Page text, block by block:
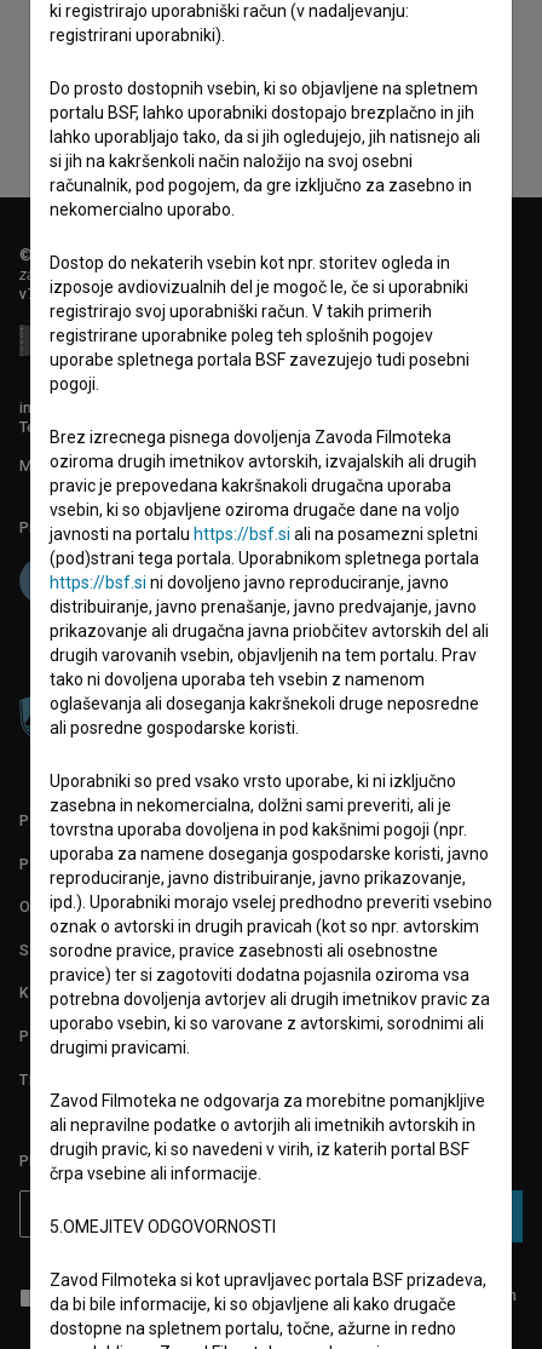
Sprejemamsplošne pogojein dajemsoglasje
zbiranje, hrambo in obdelavo osebnih podatkov.
© 2018-2026, Filmoteka,
zavod za širjenje filmske kulture
v7.151.0
info@filmoteka.si
Tehnična pomoč: podpora@bsf.si
Mednarodna številka ISSN 2670-787X
Projekt sofinancira:
PARTNERJI
POGOJI UPORABE
O PROJEKTU
STATISTIKA
KONTAKT
POGOSTA VPRAŠANJA
TEST FUNKCIONALNOSTI
PRIJAVITE SE NA BSF NOVIČNIK:
Sprejemam splošne pogoje in dajem soglasje
za zbiranje, hrambo in
obdelavo osebnih podatkov.
ki registrirajo uporabniški račun (v nadaljevanju:
registrirani uporabniki).
Do prosto dostopnih vsebin, ki so objavljene na spletnem
portalu BSF, lahko uporabniki dostopajo brezplačno in jih
lahko uporabljajo tako, da si jih ogledujejo, jih natisnejo ali
si jih na kakršenkoli način naložijo na svoj osebni
računalnik, pod pogojem, da gre izključno za zasebno in
nekomercialno uporabo.
Dostop do nekaterih vsebin kot npr. storitev ogleda in
izposoje avdiovizualnih del je mogoč le, če si uporabniki
registrirajo svoj uporabniški račun. V takih primerih
registrirane uporabnike poleg teh splošnih pogojev
uporabe spletnega portala BSF zavezujejo tudi posebni
pogoji.
Brez izrecnega pisnega dovoljenja Zavoda Filmoteka
oziroma drugih imetnikov avtorskih, izvajalskih ali drugih
pravic je prepovedana kakršnakoli drugačna uporaba
vsebin, ki so objavljene oziroma drugače dane na voljo
javnosti na portalu https://bsf.si ali na posamezni spletni
(pod)strani tega portala. Uporabnikom spletnega portala
https://bsf.si ni dovoljeno javno reproduciranje, javno
distribuiranje, javno prenašanje, javno predvajanje, javno
prikazovanje ali drugačna javna priobčitev avtorskih del ali
drugih varovanih vsebin, objavljenih na tem portalu. Prav
tako ni dovoljena uporaba teh vsebin z namenom
oglaševanja ali doseganja kakršnekoli druge neposredne
ali posredne gospodarske koristi.
Uporabniki so pred vsako vrsto uporabe, ki ni izključno
zasebna in nekomercialna, dolžni sami preveriti, ali je
tovrstna uporaba dovoljena in pod kakšnimi pogoji (npr.
uporaba za namene doseganja gospodarske koristi, javno
reproduciranje, javno distribuiranje, javno prikazovanje,
ipd.). Uporabniki morajo vselej predhodno preveriti vsebino
oznak o avtorski in drugih pravicah (kot so npr. avtorskim
sorodne pravice, pravice zasebnosti ali osebnostne
pravice) ter si zagotoviti dodatna pojasnila oziroma vsa
potrebna dovoljenja avtorjev ali drugih imetnikov pravic za
uporabo vsebin, ki so varovane z avtorskimi, sorodnimi ali
drugimi pravicami.
Zavod Filmoteka ne odgovarja za morebitne pomanjkljive
ali nepravilne podatke o avtorjih ali imetnikih avtorskih in
drugih pravic, ki so navedeni v virih, iz katerih portal BSF
črpa vsebine ali informacije.
5.OMEJITEV ODGOVORNOSTI
Zavod Filmoteka si kot upravljavec portala BSF prizadeva,
da bi bile informacije, ki so objavljene ali kako drugače
dostopne na spletnem portalu, točne, ažurne in redno